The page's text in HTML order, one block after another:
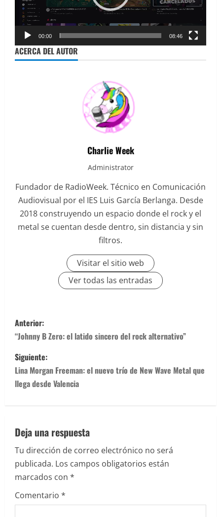
00:00 08:46
ACERCA DEL AUTOR
Charlie Week
Administrator
Fundador de RadioWeek. Técnico en Comunicación
Audiovisual por el IES Luis García Berlanga. Desde
2018 construyendo un espacio donde el rock y el
metal se cuentan desde dentro, sin distancia y sin
filtros.
Visitar el sitio web
Ver todas las entradas
N
a
v
e
a
c
i
ó
n
Anterior:
“Johnny B Zero: el latido sincero del rock alternativo”
Siguiente:
Lina Morgan Freeman: el nuevo trío de New Wave Metal que
llega desde Valencia
Deja una respuesta
Tu dirección de correo electrónico no será
publicada. Los campos obligatorios están
marcados con *
Comentario *